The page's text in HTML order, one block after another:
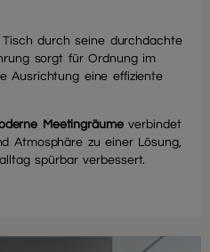
durch seine durchdachte
sorgt für Ordnung im
Ausrichtung eine effiziente
Meetingräumeverbindet
Atmosphäre zu einer Lösung,
spürbar verbessert.